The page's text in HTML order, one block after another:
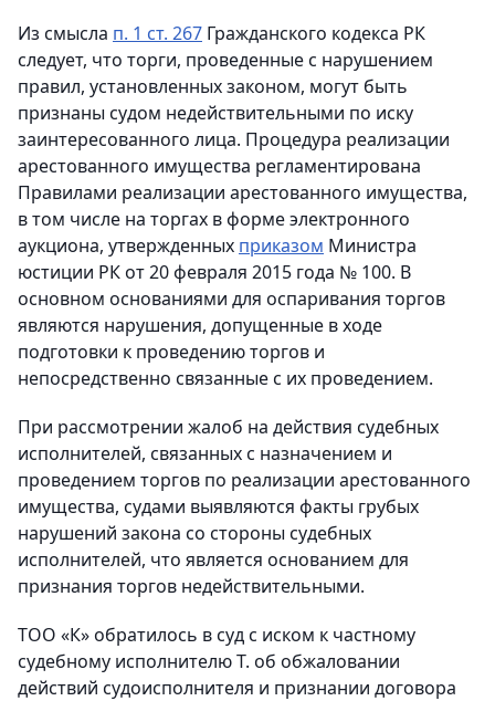
Из смысла п. 1 ст. 267 Гражданского кодекса РК
следует, что торги, проведенные с нарушением
правил, установленных законом, могут быть
признаны судом недействительными по иску
заинтересованного лица. Процедура реализации
арестованного имущества регламентирована
Правилами реализации арестованного имущества,
в том числе на торгах в форме электронного
аукциона, утвержденных приказом Министра
юстиции РК от 20 февраля 2015 года № 100. В
основном основаниями для оспаривания торгов
являются нарушения, допущенные в ходе
подготовки к проведению торгов и
непосредственно связанные с их проведением.
При рассмотрении жалоб на действия судебных
исполнителей, связанных с назначением и
проведением торгов по реализации арестованного
имущества, судами выявляются факты грубых
нарушений закона со стороны судебных
исполнителей, что является основанием для
признания торгов недействительными.
ТОО «К» обратилось в суд с иском к частному
судебному исполнителю Т. об обжаловании
действий судоисполнителя и признании договора